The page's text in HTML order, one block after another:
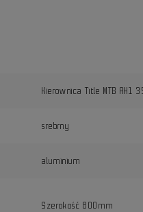
Kierownica Title MTB
srebrny
aluminium
Szerokość 800mm